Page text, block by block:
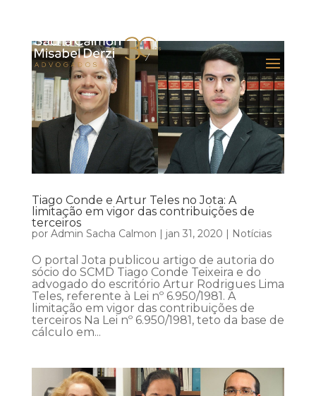
Tiago Conde e Artur Teles no Jota: A
limitação em vigor das contribuições de
terceiros
por Admin Sacha Calmon | jan 31, 2020 | Notícias
O portal Jota publicou artigo de autoria do
sócio do SCMD Tiago Conde Teixeira e do
advogado do escritório Artur Rodrigues Lima
Teles, referente à Lei nº 6.950/1981. A
limitação em vigor das contribuições de
terceiros Na Lei nº 6.950/1981, teto da base de
cálculo em...